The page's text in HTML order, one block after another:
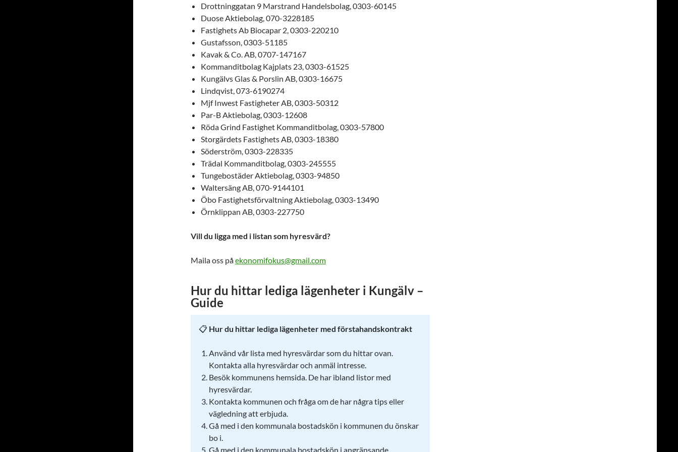
Drottninggatan 9 Marstrand Handelsbolag, 0303-60145
Duose Aktiebolag, 070-3228185
Fastighets Ab Biocapar 2, 0303-220210
Gustafsson, 0303-51185
Kavak & Co. AB, 0707-147167
Kommanditbolag Kajplats 23, 0303-61525
Kungälvs Glas & Porslin AB, 0303-16675
Lindqvist, 073-6190274
Mjf Inwest Fastigheter AB, 0303-50312
Par-B Aktiebolag, 0303-12608
Röda Grind Fastighet Kommanditbolag, 0303-57800
Storgärdets Fastighets AB, 0303-18380
Söderström, 0303-228335
Trädal Kommanditbolag, 0303-245555
Tungebostäder Aktiebolag, 0303-94850
Waltersäng AB, 070-9144101
Öbo Fastighetsförvaltning Aktiebolag, 0303-13490
Örnklippan AB, 0303-227750
Vill du ligga med i listan som hyresvärd?
Maila oss påekonomifokus@gmail.com
Hur du hittar lediga lägenheter i Kungälv –
Guide
📋 Hur du hittar lediga lägenheter med förstahandskontrakt
Använd vår lista med hyresvärdar som du hittar ovan.
Kontakta alla hyresvärdar och anmäl intresse.
Besök kommunens hemsida. De har ibland listor med
hyresvärdar.
Kontakta kommunen och fråga om de har några tips eller
vägledning att erbjuda.
Gå med i den kommunala bostadskön i kommunen du önskar
bo i.
Gå med i den kommunala bostadskön i angränsande